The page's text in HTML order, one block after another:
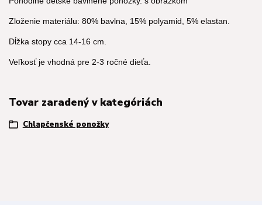
Zloženie materiálu: 80% bavlna, 15% polyamid, 5% elastan.
Dĺžka stopy cca 14-16 cm.
Veľkosť je vhodná pre 2-3 ročné dieťa.
Tovar zaradený v kategóriách
Chlapčenské ponožky